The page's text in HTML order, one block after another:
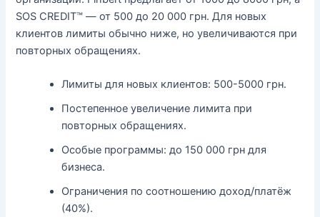
SOS CREDIT™ — от 500 до 20 000 грн. Для новых
клиентов лимиты обычно ниже, но увеличиваются при
повторных обращениях.
Лимиты для новых клиентов: 500-5000 грн.
Постепенное увеличение лимита при
повторных обращениях.
Особые программы: до 150 000 грн для
бизнеса.
Ограничения по соотношению доход/платёж
(40%).